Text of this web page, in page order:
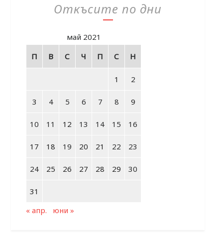
Откъсите по дни
май 2021
П
В С Ч П С Н
1 2
3 4 5 6 7 8 9
10 11 12 13 14 15 16
17 18 19 20 21 22 23
24 25 26 27 28 29 30
31
« апр.
юни »